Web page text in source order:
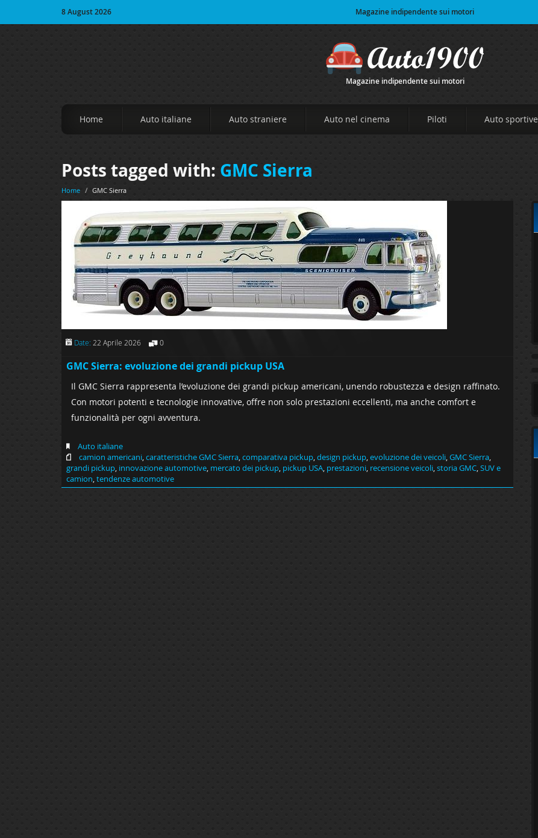
8 August 2026 Magazine indipendente sui motori
Magazine indipendente sui motori
Home Auto italiane Auto straniere Auto nel cinema Piloti Auto sportive
Posts tagged with: GMC Sierra
Home / GMC Sierra
Date: 22 Aprile 2026 0
GMC Sierra: evoluzione dei grandi pickup USA
Il GMC Sierra rappresenta l’evoluzione dei grandi pickup americani, unendo robustezza e design raffinato.
Con motori potenti e tecnologie innovative, offre non solo prestazioni eccellenti, ma anche comfort e
funzionalità per ogni avventura.
Auto italiane
camion americani,caratteristiche GMC Sierra,comparativa pickup,design pickup,evoluzione dei veicoli,GMC Sierra,
grandi pickup, innovazione automotive, mercato dei pickup, pickup USA, prestazioni, recensione veicoli,storia GMC,SUV e
camion,tendenze automotive